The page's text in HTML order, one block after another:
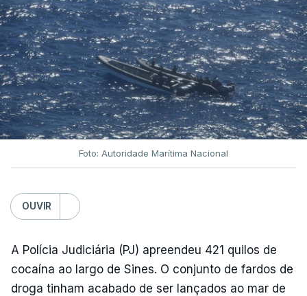
Foto: Autoridade Marítima Nacional
OUVIR
A Polícia Judiciária (PJ) apreendeu 421 quilos de
cocaína ao largo de Sines. O conjunto de fardos de
droga tinham acabado de ser lançados ao mar de